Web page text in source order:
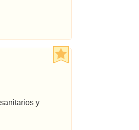
y